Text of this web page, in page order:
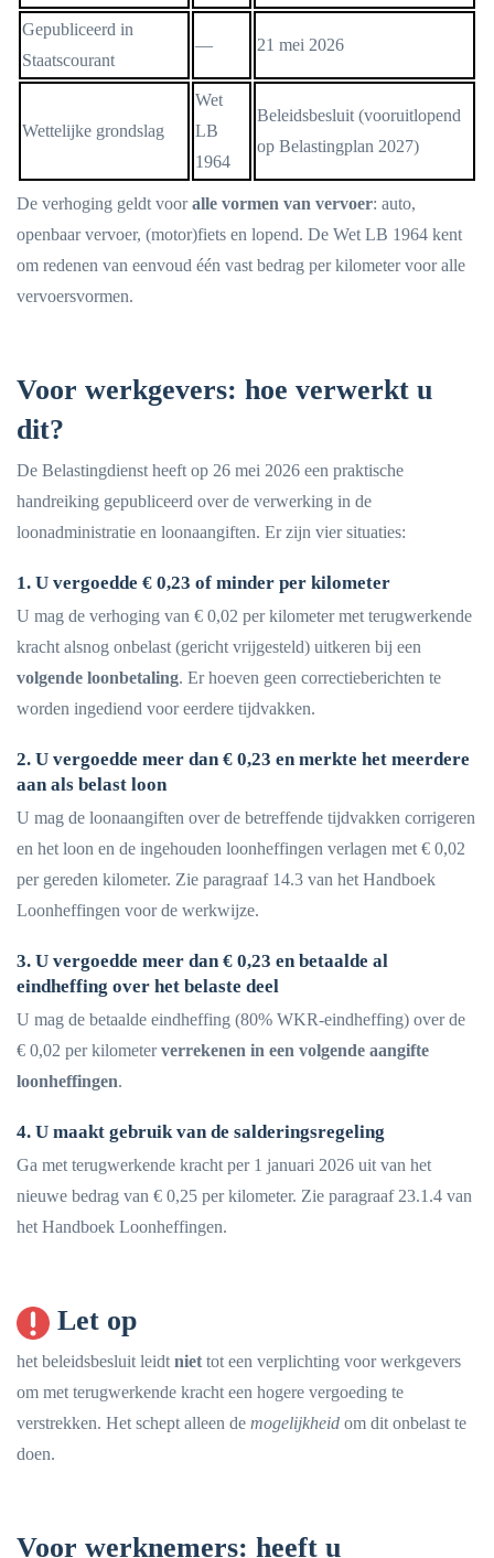
Gepubliceerd in
Staatscourant
— 21 mei 2026
Wettelijke grondslag
Wet
LB
1964
Beleidsbesluit (vooruitlopend
op Belastingplan 2027)
De verhoging geldt vooralle vormen van vervoer: auto,
openbaar vervoer, (motor)fiets en lopend. De Wet LB 1964 kent
om redenen van eenvoud één vast bedrag per kilometer voor alle
vervoersvormen.
Voor werkgevers: hoe verwerkt u
dit?
De Belastingdienst heeft op 26 mei 2026 een praktische
handreiking gepubliceerd over de verwerking in de
loonadministratie en loonaangiften. Er zijn vier situaties:
1. U vergoedde € 0,23 of minder per kilometer
U mag de verhoging van € 0,02 per kilometer met terugwerkende
kracht alsnog onbelast (gericht vrijgesteld) uitkeren bij een
volgende loonbetaling. Er hoeven geen correctieberichten te
worden ingediend voor eerdere tijdvakken.
2. U vergoedde meer dan € 0,23 en merkte het meerdere
aan als belast loon
U mag de loonaangiften over de betreffende tijdvakken corrigeren
en het loon en de ingehouden loonheffingen verlagen met € 0,02
per gereden kilometer. Zie paragraaf 14.3 van het Handboek
Loonheffingen voor de werkwijze.
3. U vergoedde meer dan € 0,23 en betaalde al
eindheffing over het belaste deel
U mag de betaalde eindheffing (80% WKR-eindheffing) over de
€ 0,02 per kilometerverrekenen in een volgende aangifte
loonheffingen.
4. U maakt gebruik van de salderingsregeling
Ga met terugwerkende kracht per 1 januari 2026 uit van het
nieuwe bedrag van € 0,25 per kilometer. Zie paragraaf 23.1.4 van
het Handboek Loonheffingen.
Let op
het beleidsbesluit leidt niet tot een verplichting voor werkgevers
om met terugwerkende kracht een hogere vergoeding te
verstrekken. Het schept alleen de mogelijkheid om dit onbelast te
doen.
Voor werknemers: heeft u